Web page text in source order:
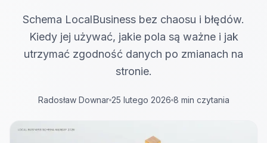
Schema LocalBusiness bez chaosu i błędów.
Kiedy jej używać, jakie pola są ważne i jak
utrzymać zgodność danych po zmianach na
stronie.
Radosław Downar 25 lutego 2026 8 min czytania